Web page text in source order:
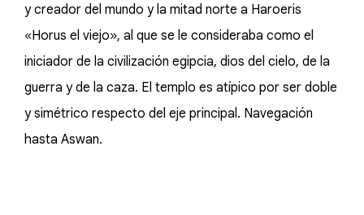
y creador del mundo y la mitad norte a Haroeris
«Horus el viejo», al que se le consideraba como el
iniciador de la civilización egipcia, dios del cielo, de la
guerra y de la caza. El templo es atípico por ser doble
y simétrico respecto del eje principal. Navegación
hasta Aswan.